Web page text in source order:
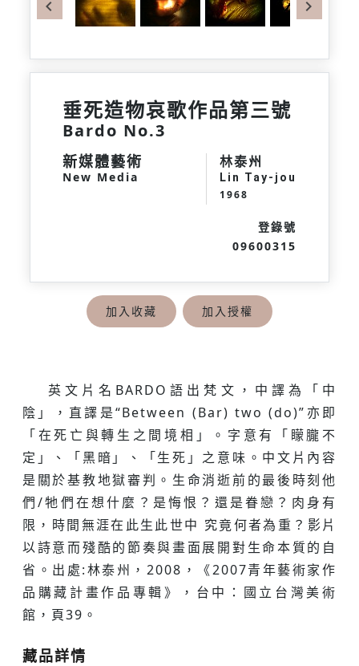
Previous
垂死造物哀歌作品第三號
Bardo No.3
新媒體藝術
New Media
林泰州
Lin Tay-jou
1968
登錄號
09600315
加入收藏 加入授權
英文片名BARDO語出梵文，中譯為「中
陰」，直譯是“Between (Bar) two (do)”亦即
「在死亡與轉生之間境相」。字意有「矇朧不
定」、「黑暗」、「生死」之意味。中文片內容
是關於基教地獄審判。生命消逝前的最後時刻他
們/牠們在想什麼？是悔恨？還是眷戀？肉身有
限，時間無涯在此生此世中 究竟何者為重？影片
以詩意而殘酷的節奏與畫面展開對生命本質的自
省。出處:林泰州，2008，《2007青年藝術家作
品購藏計畫作品專輯》，台中：國立台灣美術
館，頁39。
藏品詳情